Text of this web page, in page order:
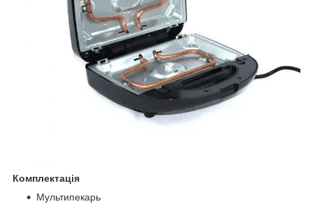
Комплектація
Мультипекарь